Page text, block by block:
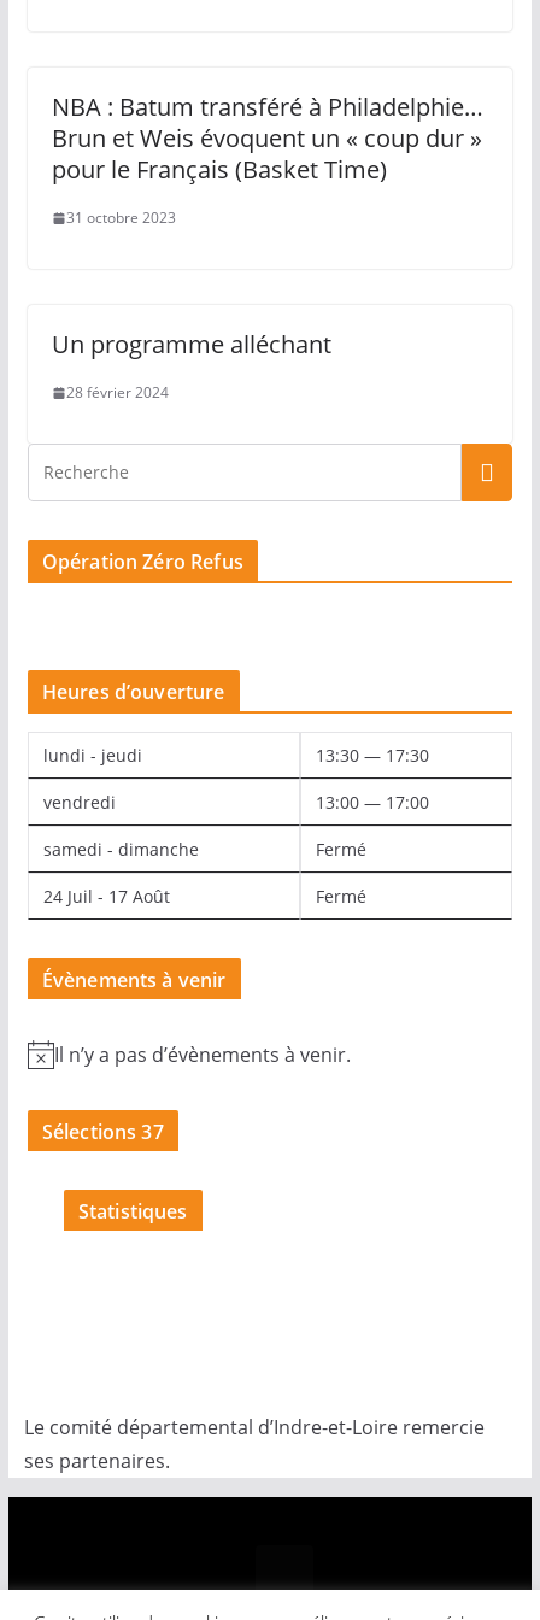
NBA : Batum transféré à Philadelphie…
Brun et Weis évoquent un « coup dur »
pour le Français (Basket Time)
31 octobre 2023
Un programme alléchant
28 février 2024
Opération Zéro Refus
Heures d’ouverture
lundi - jeudi 13:30 — 17:30
vendredi 13:00 — 17:00
samedi - dimanche Fermé
24 Juil - 17 Août Fermé
Évènements à venir
N
o
Il n’y a pas d’évènements à venir.
Sélections 37
Statistiques
Le comité départemental d’Indre-et-Loire remercie
ses partenaires.